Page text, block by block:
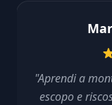
"Aprendi a
escopo e